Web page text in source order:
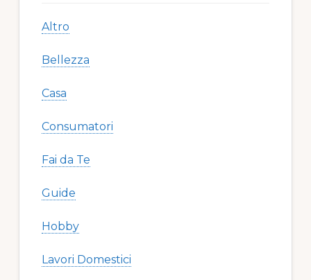
Altro
Bellezza
Casa
Consumatori
Fai da Te
Guide
Hobby
Lavori Domestici